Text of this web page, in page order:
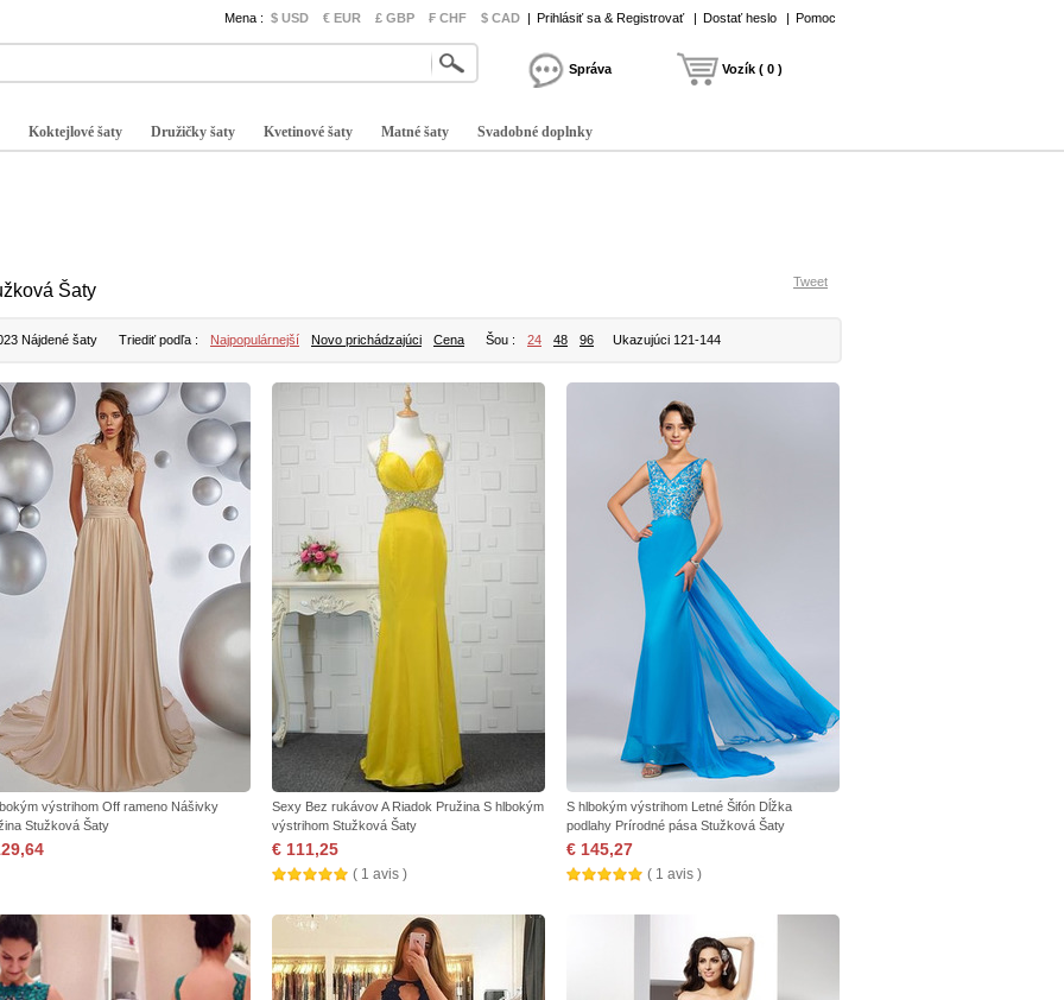
Mena : $ USD € EUR £ GBP ₣ CHF $ CAD | Prihlásiť sa & Registrovať | Dostať heslo | Pomoc
Správa Vozík ( 0 )
Koktejlové šaty Družičky šaty Kvetinové šaty Matné šaty Svadobné doplnky
Šaty Tweet
Nájdené šaty Triediť podľa : Najpopulárnejší Novo prichádzajúci Cena Šou : 24 48 96 Ukazujúci 121-144
výstrihom Off rameno Nášivky
Stužková Šaty
Sexy Bez rukávov A Riadok Pružina S hlbokým
výstrihom Stužková Šaty
€ 111,25
( 1 avis )
S hlbokým výstrihom Letné Šifón Dĺžka
podlahy Prírodné pása Stužková Šaty
€ 145,27
( 1 avis )